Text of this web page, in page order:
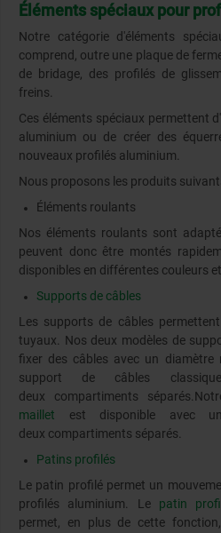
Éléments spéciaux pour
Notre catégorie d'éléments
comprend, outre une plaque de
de bridage, des profilés de
freins.
Ces éléments spéciaux permettent
aluminium ou de créer des
nouveaux profilés aluminium.
Nous proposons les produits
Éléments roulants
Nos éléments roulants sont
peuvent donc être montés
disponibles en différentes couleurs
Supports de câbles
Les supports de câbles
tuyaux. Nos deux modèles de
fixer des câbles avec un
support de câbles
deux compartiments séparés.
maillet est disponible avec
deux compartiments séparés.
Patins profilés
Le patin profilé permet un
profilés aluminium. Le patin
permet, en plus de cette